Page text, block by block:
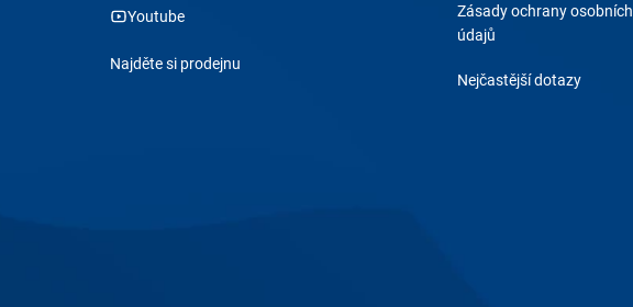
Youtube
Najděte si prodejnu
Zásady ochrany osobních
údajů
Nejčastější dotazy